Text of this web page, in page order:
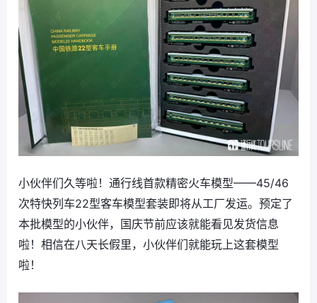
小伙伴们久等啦！通行线首款精密火车模型——45/46
次特快列车22型客车模型套装即将从工厂发运。预定了
本批模型的小伙伴，国庆节前应该就能看见发货信息
啦！相信在八天长假里，小伙伴们就能玩上这套模型
啦！